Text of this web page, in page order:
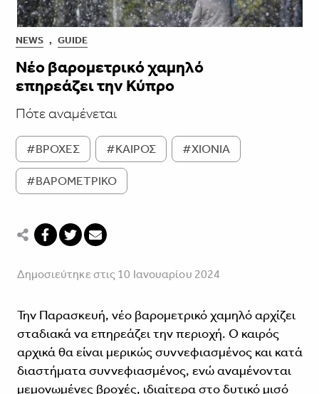
NEWS , GUIDE
Νέο βαρομετρικό χαμηλό
επηρεάζει την Κύπρο
Πότε αναμένεται
#ΒΡΟΧΕΣ #ΚΑΙΡΟΣ #ΧΙΟΝΙΑ
#ΒΑΡΟΜΕΤΡΙΚΟ
Δημοσιεύτηκε στις 10 Ιανουαρίου 2024
Την Παρασκευή, νέο βαρομετρικό χαμηλό αρχίζει
σταδιακά να επηρεάζει την περιοχή. Ο καιρός
αρχικά θα είναι μερικώς συννεφιασμένος και κατά
διαστήματα συννεφιασμένος, ενώ αναμένονται
μεμονωμένες βροχές, ιδιαίτερα στο δυτικό μισό